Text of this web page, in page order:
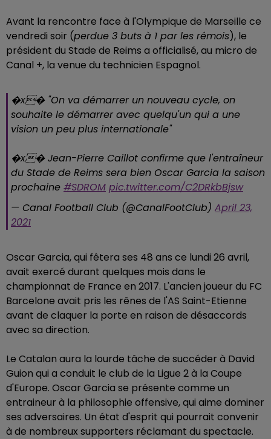
Avant la rencontre face à l'Olympique de Marseille ce
vendredi soir (perdue 3 buts à 1 par les rémois), le
président du Stade de Reims a officialisé, au micro de
Canal +, la venue du technicien Espagnol.
�x�️ "On va démarrer un nouveau cycle, on
souhaite le démarrer avec quelqu'un qui a une
vision un peu plus internationale"
�x� Jean-Pierre Caillot confirme que l'entraîneur
du Stade de Reims sera bien Oscar Garcia la saison
prochaine #SDROM pic.twitter.com/C2DRkbBjsw
— Canal Football Club (@CanalFootClub) April 23,
2021
Oscar Garcia, qui fêtera ses 48 ans ce lundi 26 avril,
avait exercé durant quelques mois dans le
championnat de France en 2017. L'ancien joueur du FC
Barcelone avait pris les rênes de l'AS Saint-Etienne
avant de claquer la porte en raison de désaccords
avec sa direction.
Le Catalan aura la lourde tâche de succéder à David
Guion qui a conduit le club de la Ligue 2 à la Coupe
d'Europe. Oscar Garcia se présente comme un
entraineur à la philosophie offensive, qui aime dominer
ses adversaires. Un état d'esprit qui pourrait convenir
à de nombreux supporters réclamant du spectacle.